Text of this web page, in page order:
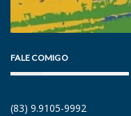
FALE COMIGO
(83) 9.9105-9992